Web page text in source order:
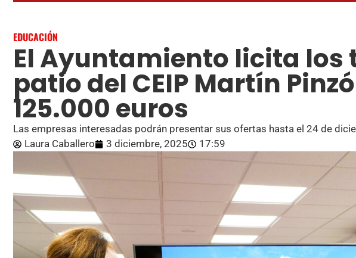
EDUCACIÓN
El Ayuntamiento licita los
patio del CEIP Martín
125.000 euros
Las empresas interesadas podrán presentar sus ofertas hasta el 24 de
Laura Caballero
3 diciembre, 2025 17:59